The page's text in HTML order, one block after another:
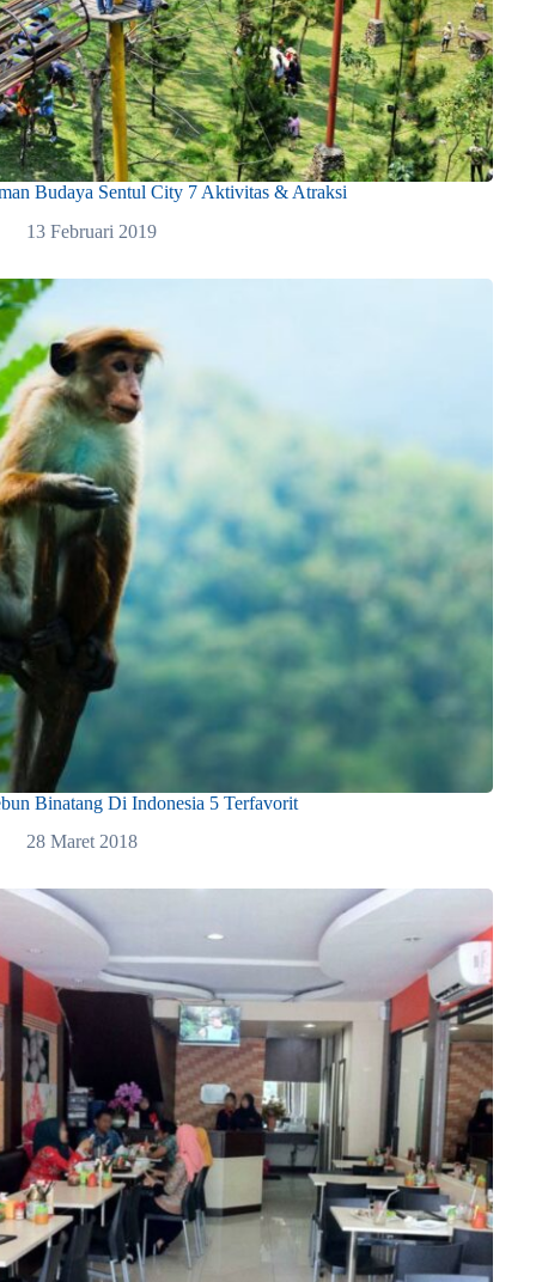
Budaya Sentul City 7 Aktivitas & Atraksi
13 Februari 2019
Binatang Di Indonesia 5 Terfavorit
28 Maret 2018